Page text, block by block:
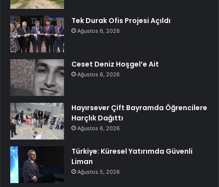
Tek Durak Ofis Projesi Açıldı
Ağustos 6, 2026
Ceset Deniz Hoşgel’e Ait
Ağustos 6, 2026
Hayırsever Çift Bayramda Öğrencilere
Harçlık Dağıttı
Ağustos 6, 2026
Türkiye: Küresel Yatırımda Güvenli
Liman
Ağustos 5, 2026